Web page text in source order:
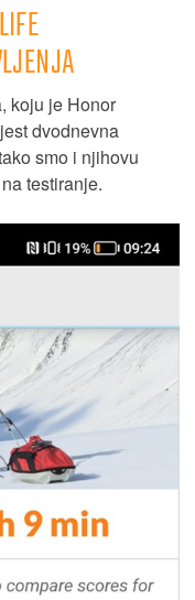
koju je Honor
dvodnevna
smo i njihovu
testiranje.